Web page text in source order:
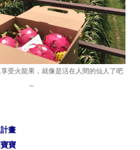
受火龍果，就像是活在人間的仙人了吧
～
畫
寶